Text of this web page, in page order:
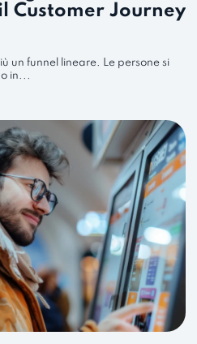
Customer Journey
un funnel lineare. Le persone si
in...